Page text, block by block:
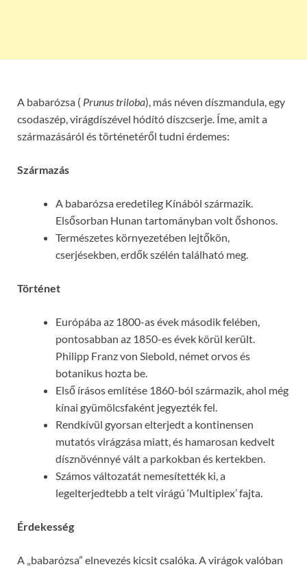
A babarózsa ( Prunus triloba), más néven díszmandula, egy
csodaszép, virágdíszével hódító díszcserje. Íme, amit a
származásáról és történetéről tudni érdemes:
Származás
A babarózsa eredetileg Kínából származik.
Elsősorban Hunan tartományban volt őshonos.
Természetes környezetében lejtőkön,
cserjésekben, erdők szélén található meg.
Történet
Európába az 1800-as évek második felében,
pontosabban az 1850-es évek körül került.
Philipp Franz von Siebold, német orvos és
botanikus hozta be.
Első írásos említése 1860-ból származik, ahol még
kínai gyümölcsfaként jegyezték fel.
Rendkívül gyorsan elterjedt a kontinensen
mutatós virágzása miatt, és hamarosan kedvelt
dísznövénnyé vált a parkokban és kertekben.
Számos változatát nemesítették ki, a
legelterjedtebb a telt virágú ‘Multiplex’ fajta.
Érdekesség
A „babarózsa” elnevezés kicsit csalóka. A virágok valóban